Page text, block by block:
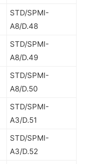
STD/SPMI-
A8/D.48
STD/SPMI-
A8/D.49
STD/SPMI-
A8/D.50
STD/SPMI-
A3/D.51
STD/SPMI-
A3/D.52